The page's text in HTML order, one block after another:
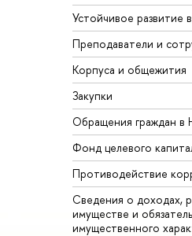
Устойчивое
Преподаватели и
Корпуса и общежития
Закупки
Обращения граждан
Фонд целевого
Противодействие
Сведения о доходах,
имуществе и
имущественного